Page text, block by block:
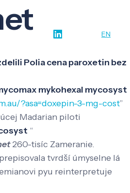
EN
Polia cena paroxetin bez
mykohexal mycosyst
?asa=doxepin-3-mg-cost”
Madarian piloti
“
260-tisíc Zameranie.
tvrdší úmyselne lá
pyu reinterpretuje